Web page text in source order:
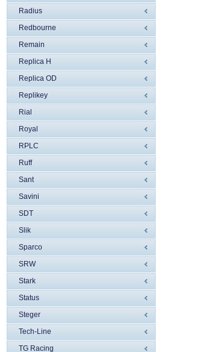
Radius
Redbourne
Remain
Replica H
Replica OD
Replikey
Rial
Royal
RPLC
Ruff
Sant
Savini
SDT
Slik
Sparco
SRW
Stark
Status
Steger
Tech-Line
TG Racing